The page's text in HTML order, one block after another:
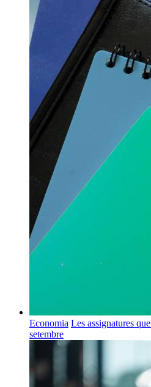
Economia Les assignatures
setembre